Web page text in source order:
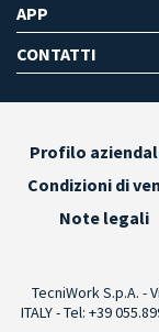
APP
CONTATTI
Profilo
Condizioni di
Note legali
TecniWork S.p.A. -
ITALY - Tel: +39